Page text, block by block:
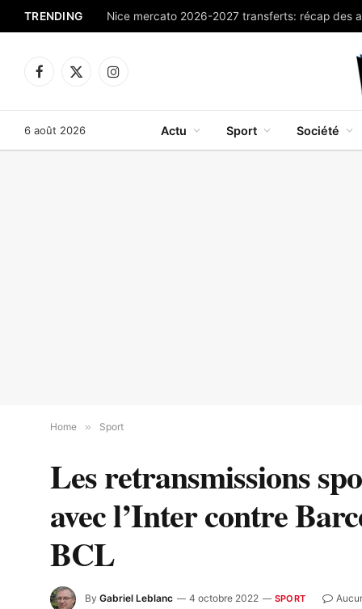
TRENDING
Facebook
X
Instagram
6 août 2026 Actu Sport Société
Home » Sport
Les retransmissions
avec l’Inter contre
BCL
By Gabriel Leblanc 4 octobre 2022 SPORT